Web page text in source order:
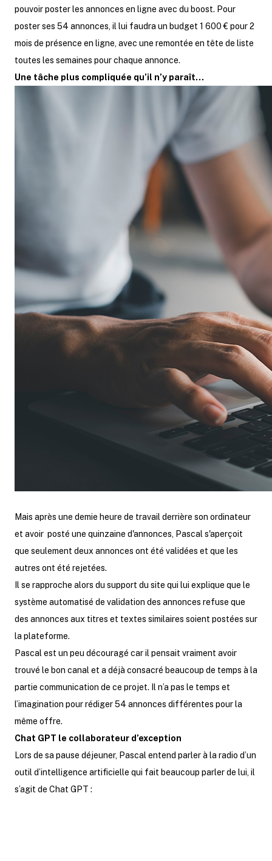
pouvoir poster les annonces en ligne avec du boost. Pour
poster ses 54 annonces, il lui faudra un budget 1 600 € pour 2
mois de présence en ligne, avec une remontée en tête de liste
toutes les semaines pour chaque annonce.
Une tâche plus compliquée qu’il n’y paraît…
Mais après une demie heure de travail derrière son ordinateur
et avoir posté une quinzaine d'annonces, Pascal s'aperçoit
que seulement deux annonces ont été validées et que les
autres ont été rejetées.
Il se rapproche alors du support du site qui lui explique que le
système automatisé de validation des annonces refuse que
des annonces aux titres et textes similaires soient postées sur
la plateforme.
Pascal est un peu découragé car il pensait vraiment avoir
trouvé le bon canal et a déjà consacré beaucoup de temps à la
partie communication de ce projet. Il n’a pas le temps et
l’imagination pour rédiger 54 annonces différentes pour la
même offre.
Chat GPT le collaborateur d’exception
Lors de sa pause déjeuner, Pascal entend parler à la radio d’un
outil d’intelligence artificielle qui fait beaucoup parler de lui, il
s’agit de Chat GPT :